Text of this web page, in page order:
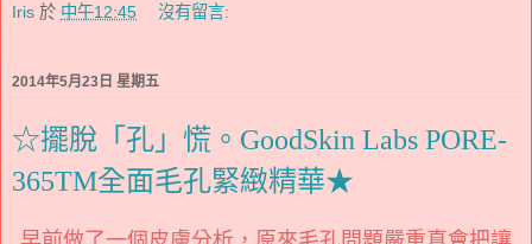
Iris 於 中午12:45 沒有留言:
2014年5月23日 星期五
☆擺脫「孔」慌。GoodSkin Labs PORE-
365TM全面毛孔緊緻精華★